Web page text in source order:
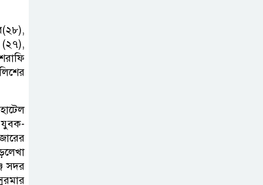
(২৭),
যুবক-
সদর